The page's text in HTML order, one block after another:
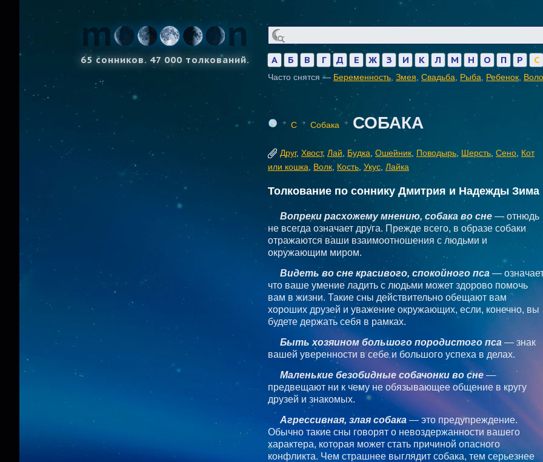
65 сонников. 47 000 толкований. А Б В Г Д Е Ж З И К Л М Н О П Р С
Часто снятся — Беременность Змея Свадьба Рыба Ребенок
С Собака СОБАКА
Друг, Хвост, Лай Будка Ошейник Поводырь, Шерсть Сено Кот
или кошка
Волк Кость Укус Лайка
Толкование по соннику Дмитрия и Надежды Зима
Вопреки расхожему мнению, собака во сне — отнюдь
не всегда означает друга. Прежде всего, в образе собаки
отражаются ваши взаимоотношения с людьми и
окружающим миром.
Видеть во сне красивого, спокойного пса —
что ваше умение ладить с людьми может здорово помочь
вам в жизни. Такие сны действительно обещают вам
хороших друзей и уважение окружающих, если, конечно, вы
будете держать себя в рамках.
Быть хозяином большого породистого пса — знак
вашей уверенности в себе и большого успеха в делах.
Маленькие безобидные собачонки во сне —
предвещают ни к чему не обязывающее общение в кругу
друзей и знакомых.
Агрессивная, злая собака — это предупреждение.
Обычно такие сны говорят о невоздержанности вашего
характера, которая может стать причиной опасного
конфликта. Чем страшнее выглядит собака, тем серьезнее